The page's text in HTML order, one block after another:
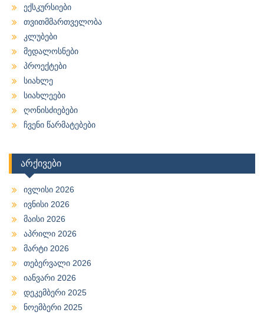
ექსკურსიები
თვითმმართველობა
კლუბები
მედალოსნები
პროექტები
სიახლე
სიახლეები
ღონისძიებები
ჩვენი წარმატებები
არქივები
ივლისი 2026
ივნისი 2026
მაისი 2026
აპრილი 2026
მარტი 2026
თებერვალი 2026
იანვარი 2026
დეკემბერი 2025
ნოემბერი 2025